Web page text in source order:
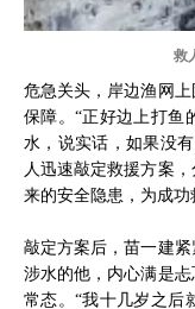
救
危急关头，岸边渔网
保障。“正好边上打鱼
水，说实话，如果没
人迅速敲定救援方案
来的安全隐患，为成功
敲定方案后，苗一建
涉水的他，内心满是
常态。“我十几岁之后